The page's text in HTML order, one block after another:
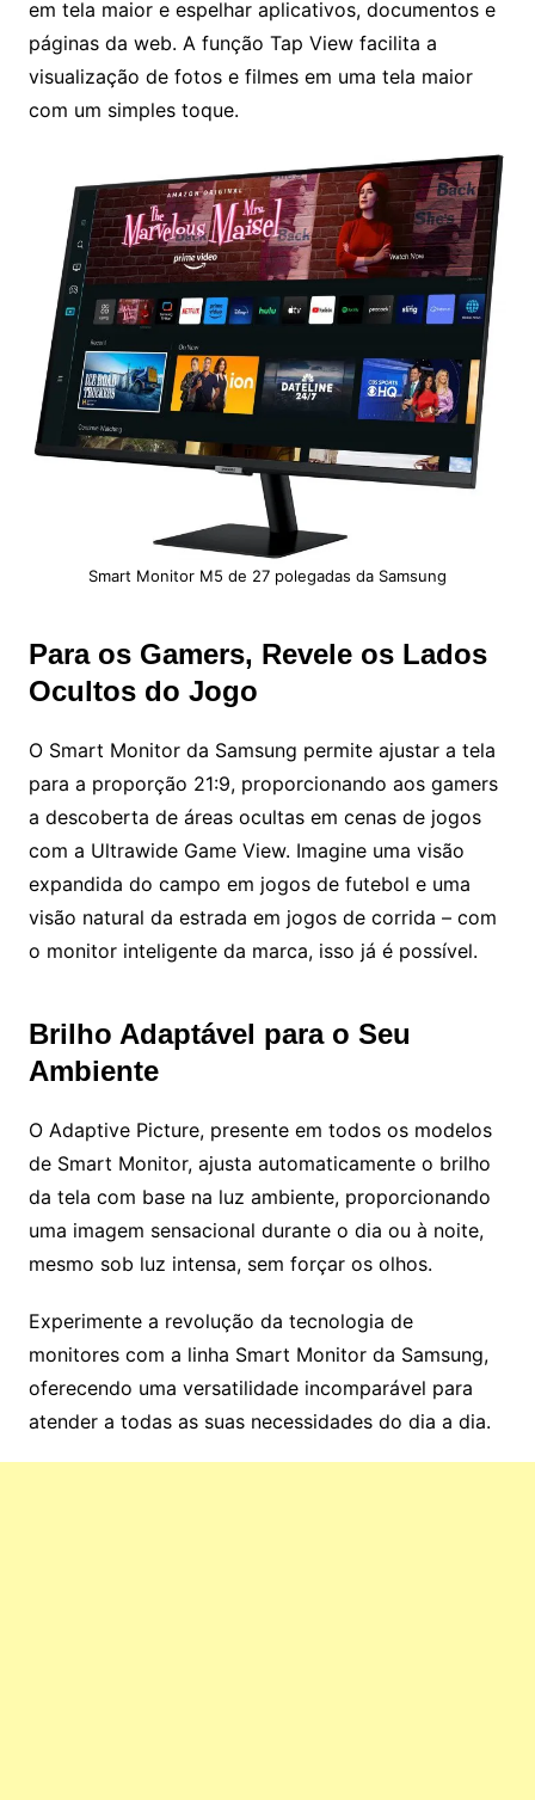
em tela maior e espelhar aplicativos, documentos e
páginas da web. A função Tap View facilita a
visualização de fotos e filmes em uma tela maior
com um simples toque.
Smart Monitor M5 de 27 polegadas da Samsung
Para os Gamers, Revele os Lados
Ocultos do Jogo
O Smart Monitor da Samsung permite ajustar a tela
para a proporção 21:9, proporcionando aos gamers
a descoberta de áreas ocultas em cenas de jogos
com a Ultrawide Game View. Imagine uma visão
expandida do campo em jogos de futebol e uma
visão natural da estrada em jogos de corrida – com
o monitor inteligente da marca, isso já é possível.
Brilho Adaptável para o Seu
Ambiente
O Adaptive Picture, presente em todos os modelos
de Smart Monitor, ajusta automaticamente o brilho
da tela com base na luz ambiente, proporcionando
uma imagem sensacional durante o dia ou à noite,
mesmo sob luz intensa, sem forçar os olhos.
Experimente a revolução da tecnologia de
monitores com a linha Smart Monitor da Samsung,
oferecendo uma versatilidade incomparável para
atender a todas as suas necessidades do dia a dia.